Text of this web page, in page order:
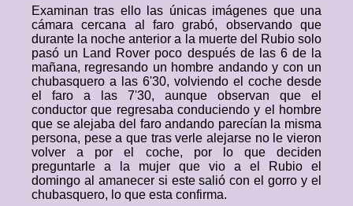
Examinan tras ello las únicas imágenes que una
cámara cercana al faro grabó, observando que
durante la noche anterior a la muerte del Rubio solo
pasó un Land Rover poco después de las 6 de la
mañana, regresando un hombre andando y con un
chubasquero a las 6'30, volviendo el coche desde
el faro a las 7'30, aunque observan que el
conductor que regresaba conduciendo y el hombre
que se alejaba del faro andando parecían la misma
persona, pese a que tras verle alejarse no le vieron
volver a por el coche, por lo que deciden
preguntarle a la mujer que vio a el Rubio el
domingo al amanecer si este salió con el gorro y el
chubasquero, lo que esta confirma.